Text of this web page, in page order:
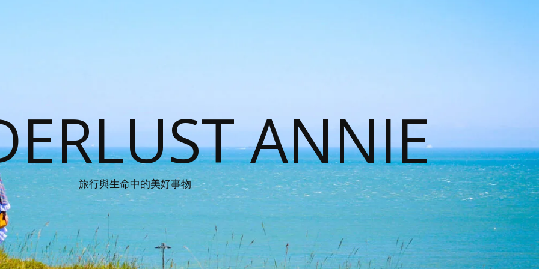
ANNIE
旅行與生命中的美好事物